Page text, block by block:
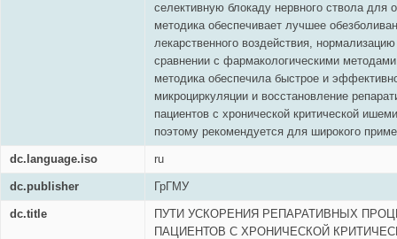
селективную блокаду нервного ствола для
методика обеспечивает лучшее
лекарственного воздействия,
сравнении с фармакологическими
методика обеспечила быстрое и
микроциркуляции и восстановление
пациентов с хронической критической
поэтому рекомендуется для широкого
dc.language.iso ru
dc.publisher ГрГМУ
dc.title
ПУТИ УСКОРЕНИЯ РЕПАРАТИВНЫХ
ПАЦИЕНТОВ С ХРОНИЧЕСКОЙ